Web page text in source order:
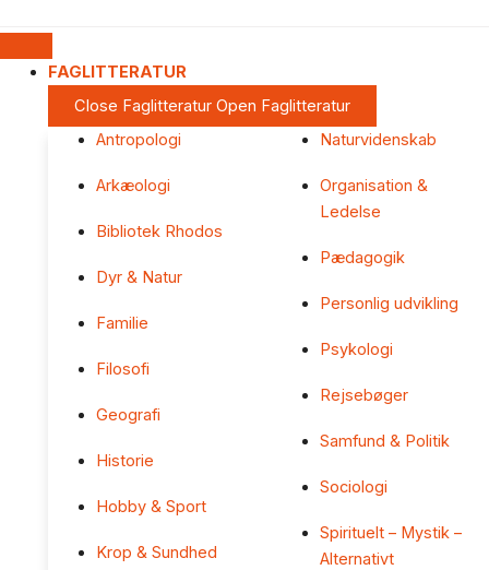
FAGLITTERATUR
Close Faglitteratur Open Faglitteratur
Antropologi
Arkæologi
Bibliotek Rhodos
Dyr & Natur
Familie
Filosofi
Geografi
Historie
Hobby & Sport
Krop & Sundhed
Naturvidenskab
Organisation &
Ledelse
Pædagogik
Personlig udvikling
Psykologi
Rejsebøger
Samfund & Politik
Sociologi
Spirituelt – Mystik –
Alternativt